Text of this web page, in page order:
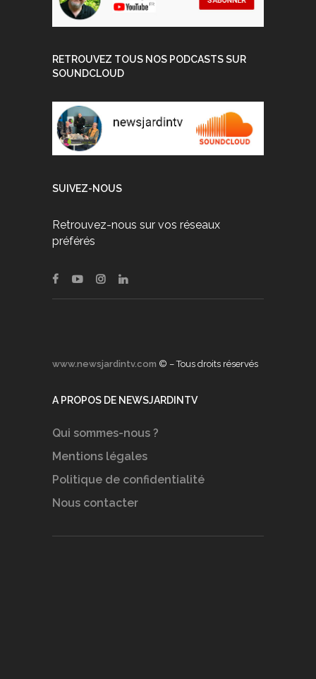
RETROUVEZ TOUS NOS PODCASTS SUR
SOUNDCLOUD
SUIVEZ-NOUS
Retrouvez-nous sur vos réseaux
préférés
www.newsjardintv.com © – Tous droits réservés
A PROPOS DE NEWSJARDINTV
Qui sommes-nous ?
Mentions légales
Politique de confidentialité
Nous contacter